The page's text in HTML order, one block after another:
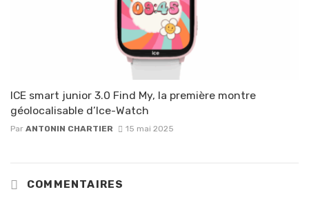
ICE smart junior 3.0 Find My, la première montre
géolocalisable d’Ice-Watch
Par ANTONIN CHARTIER 15 mai 2025
COMMENTAIRES